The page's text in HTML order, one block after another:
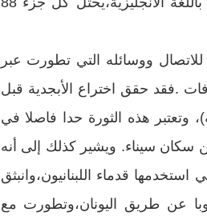
ووسائله التي تطورت عبر
.فقد حقق اختراع الأبجدية قبل
وتعتبر هذه الثورة حدا فاصلا في
من سكان سيناء. ويشير كذلك إلى أنه
استخدمها قدماء اللبنانيون،وانبثق
عن طريق اليونان،وتطورت مع